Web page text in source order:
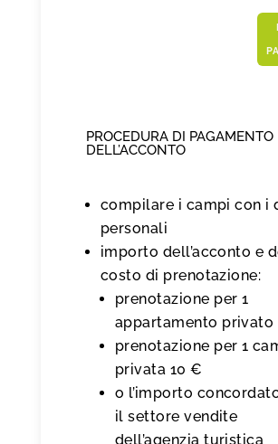
PROCEDURA DI PAGAMENTO
DELL’ACCONTO
compilare i campi con i
personali
importo dell’acconto e
costo di prenotazione:
prenotazione per 1
appartamento privato
prenotazione per 1
privata 10 €
o l’importo
il settore vendite
dell’agenzia turistica